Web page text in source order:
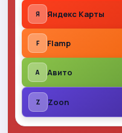
Я Яндекс Карты
F Flamp
A Авито
Z Zoon